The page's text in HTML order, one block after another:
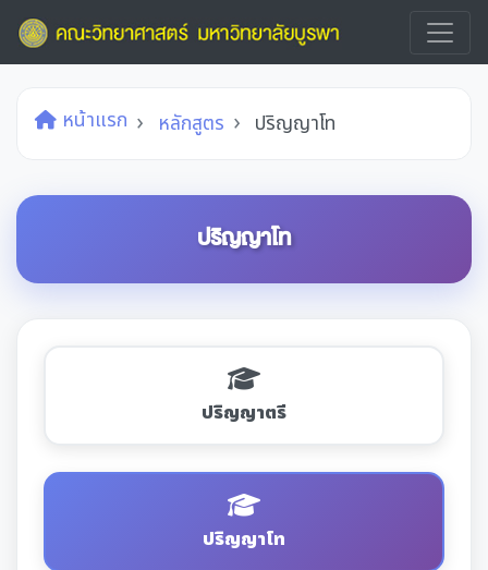
หน้าแรก หลักสูตร ปริญญาโท
ปริญญาโท
ปริญญาตรี
ปริญญาโท